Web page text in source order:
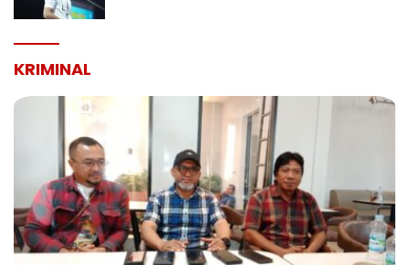
KRIMINAL